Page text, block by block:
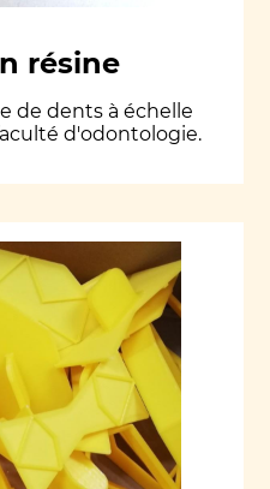
résine
de dents à échelle
d'odontologie.